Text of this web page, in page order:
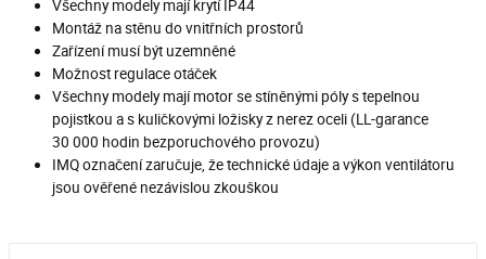
Všechny modely mají krytí IP44
Montáž na stěnu do vnitřních prostorů
Zařízení musí být uzemněné
Možnost regulace otáček
Všechny modely mají motor se stíněnými póly s tepelnou
pojistkou a s kuličkovými ložisky z nerez oceli (LL-garance
30 000 hodin bezporuchového provozu)
IMQ označení zaručuje, že technické údaje a výkon ventilátoru
jsou ověřené nezávislou zkouškou